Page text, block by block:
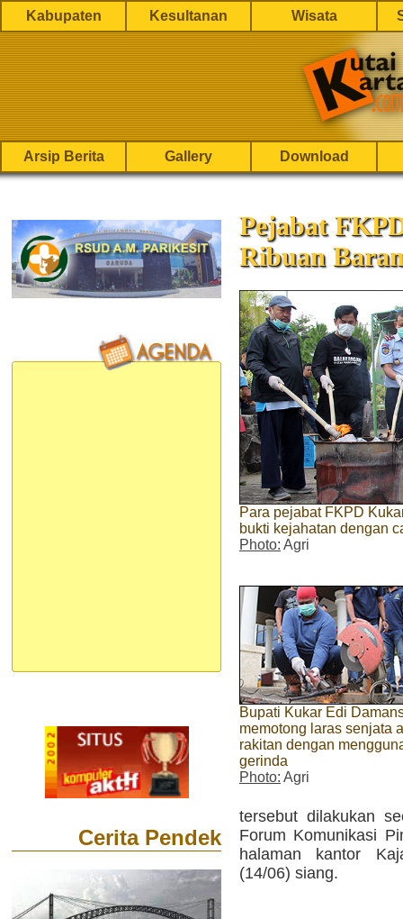
Kabupaten Kesultanan Wisata
Arsip Berita Gallery Download
Cerita Pendek
Pejabat
Ribuan
Para pejabat FKPD
bukti kejahatan dengan
Photo: Agri
Bupati Kukar Edi
memotong laras senjata
rakitan dengan
gerinda
Photo: Agri
tersebut dilakukan
Forum Komunikasi
halaman kantor
(14/06) siang.